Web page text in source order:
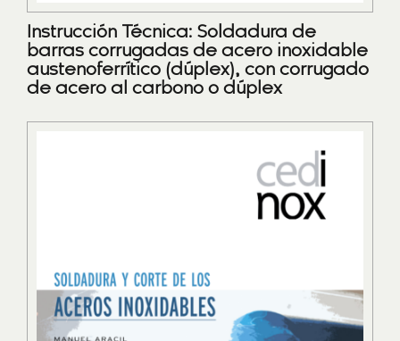
Instrucción Técnica: Soldadura de
barras corrugadas de acero inoxidable
austenoferrítico (dúplex), con corrugado
de acero al carbono o dúplex